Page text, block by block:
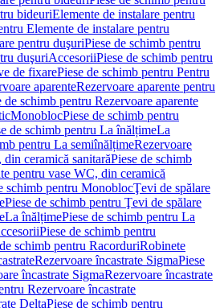
bideuriElemente de instalare pentru
Elemente de instalare pentru
pentru duşuriPiese de schimb pentru
duşuriAccesoriiPiese de schimb pentru
de fixarePiese de schimb pentru Pentru
aparenteRezervoare aparente pentru
de schimb pentru Rezervoare aparente
MonoblocPiese de schimb pentru
de schimb pentru La înălțimeLa
pentru La semiînălțimeRezervoare
ceramică sanitarăPiese de schimb
pentru vase WC, din ceramică
schimb pentru MonoblocŢevi de spălare
Piese de schimb pentru Ţevi de spălare
La înălțimePiese de schimb pentru La
Piese de schimb pentru
schimb pentru RacorduriRobinete
Rezervoare încastrate SigmaPiese
încastrate SigmaRezervoare încastrate
Rezervoare încastrate
DeltaPiese de schimb pentru